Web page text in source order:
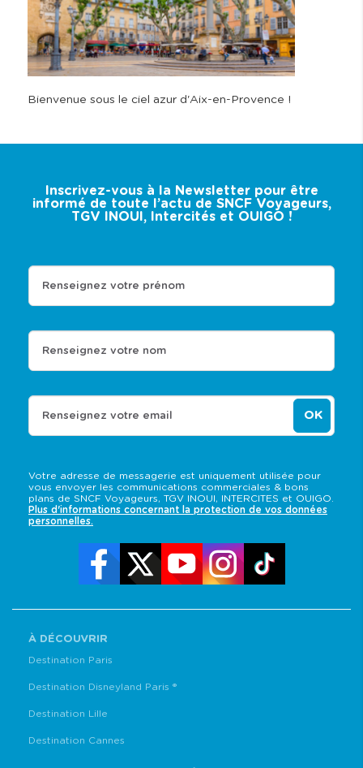
Bienvenue sous le ciel azur d'Aix-en-Provence !
Inscrivez-vous à la Newsletter pour être
informé de toute l’actu de SNCF Voyageurs,
TGV INOUI, Intercités et OUIGO !
Votre adresse de messagerie est uniquement utilisée pour
vous envoyer les communications commerciales & bons
plans de SNCF Voyageurs, TGV INOUI, INTERCITES et OUIGO.
Plus d'informations concernant la protection de vos données
personnelles.
Renseignez votre prénom
Renseignez votre nom
Renseignez votre email OK
À DÉCOUVRIR
Destination Paris
Destination Disneyland Paris ®
Destination Lille
Destination Cannes